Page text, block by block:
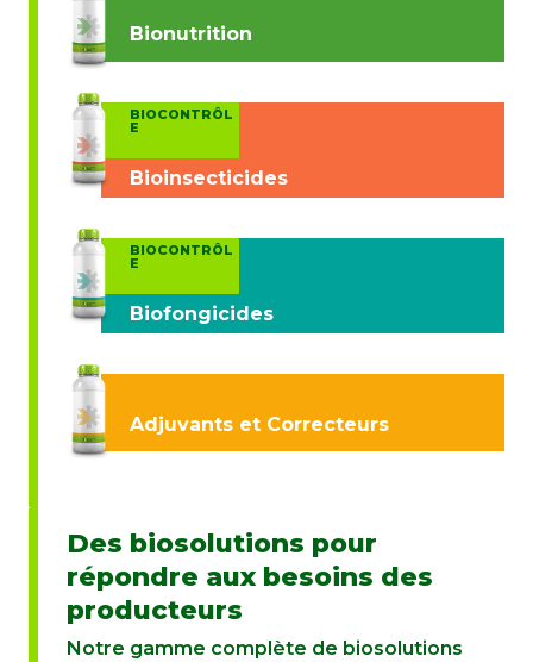
Bionutrition
BIOCONTRÔL
E
Bioinsecticides
BIOCONTRÔL
E
Biofongicides
Adjuvants et Correcteurs
Des biosolutions pour
répondre aux besoins des
producteurs
Notre gamme complète de biosolutions